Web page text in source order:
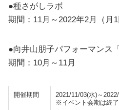
●種さがしラボ
期間：11月～2022年2月（月1
●向井山朋子パフォーマンス「
期間：10月～11月
開催期間
2021/11/03(水)～
※イベント会期は終